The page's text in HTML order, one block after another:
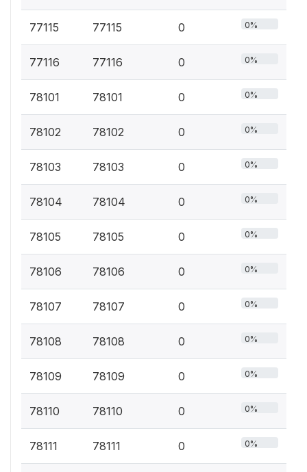
77115 77115 0 0%
77116 77116 0 0%
78101 78101 0 0%
78102 78102 0 0%
78103 78103 0 0%
78104 78104 0 0%
78105 78105 0 0%
78106 78106 0 0%
78107 78107 0 0%
78108 78108 0 0%
78109 78109 0 0%
78110 78110 0 0%
78111 78111 0 0%